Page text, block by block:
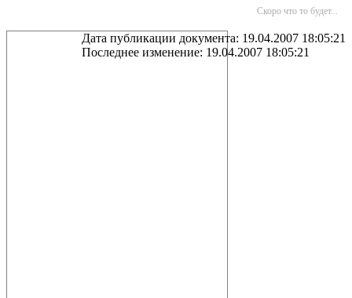
Скоро что то будет...
Дата публикации документа: 19.04.2007 18:05:21
Последнее изменение: 19.04.2007 18:05:21